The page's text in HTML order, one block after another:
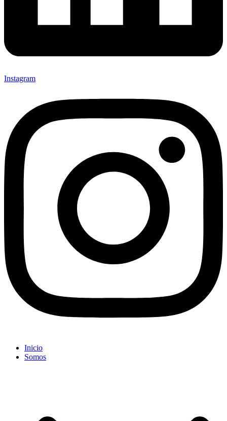
Instagram
Inicio
Somos